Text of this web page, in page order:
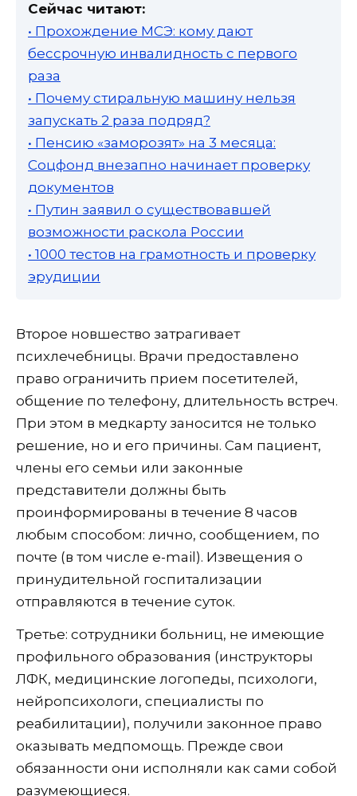
Сейчас читают:
• Прохождение МСЭ: кому дают
бессрочную инвалидность с первого
раза
• Почему стиральную машину нельзя
запускать 2 раза подряд?
• Пенсию «заморозят» на 3 месяца:
Соцфонд внезапно начинает проверку
документов
• Путин заявил о существовавшей
возможности раскола России
• 1000 тестов на грамотность и проверку
эрудиции
Второе новшество затрагивает
психлечебницы. Врачи предоставлено
право ограничить прием посетителей,
общение по телефону, длительность встреч.
При этом в медкарту заносится не только
решение, но и его причины. Сам пациент,
члены его семьи или законные
представители должны быть
проинформированы в течение 8 часов
любым способом: лично, сообщением, по
почте (в том числе e-mail). Извещения о
принудительной госпитализации
отправляются в течение суток.
Третье: сотрудники больниц, не имеющие
профильного образования (инструкторы
ЛФК, медицинские логопеды, психологи,
нейропсихологи, специалисты по
реабилитации), получили законное право
оказывать медпомощь. Прежде свои
обязанности они исполняли как сами собой
разумеющиеся.